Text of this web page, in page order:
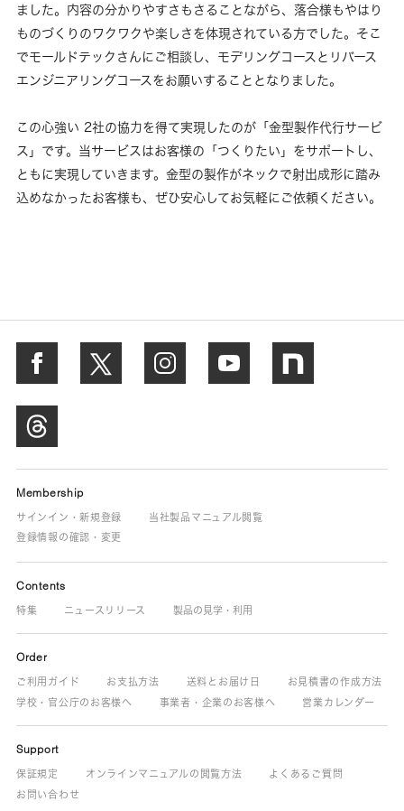
ました。内容の分かりやすさもさることながら、落合様もやはり
ものづくりのワクワクや楽しさを体現されている方でした。そこ
でモールドテックさんにご相談し、モデリングコースとリバース
エンジニアリングコースをお願いすることとなりました。
この心強い 2社の協力を得て実現したのが「金型製作代行サービ
ス」です。当サービスはお客様の「つくりたい」をサポートし、
ともに実現していきます。金型の製作がネックで射出成形に踏み
込めなかったお客様も、ぜひ安心してお気軽にご依頼ください。
Membership
サインイン・新規登録
当社製品マニュアル閲覧
登録情報の確認・変更
Contents
特集 ニュースリリース 製品の見学・利用
Order
ご利用ガイド お支払方法 送料とお届け日
お見積書の作成方法
学校・官公庁のお客様へ
事業者・企業のお客様へ 営業カレンダー
Support
保証規定 オンラインマニュアルの閲覧方法
よくあるご質問
お問い合わせ